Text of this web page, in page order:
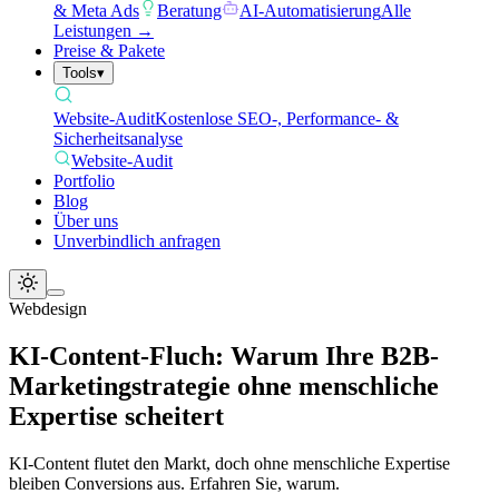
& Meta Ads
Beratung AI-AutomatisierungAlle
Leistungen →
Preise & Pakete
Tools▾
Website-AuditKostenlose SEO-, Performance- &
Sicherheitsanalyse
Website-Audit
Portfolio
Blog
Über uns
Unverbindlich anfragen
Webdesign
KI-Content-Fluch: Warum Ihre B2B-
Marketingstrategie ohne menschliche
Expertise scheitert
KI-Content flutet den Markt, doch ohne menschliche Expertise
bleiben Conversions aus. Erfahren Sie, warum.